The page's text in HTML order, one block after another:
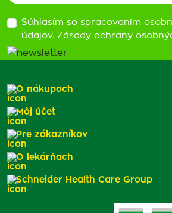
Súhlasím so spracovaním
údajov. Zásady ochrany
O nákupoch
Môj účet
Pre zákazníkov
O lekárňach
Schneider Health Care Group